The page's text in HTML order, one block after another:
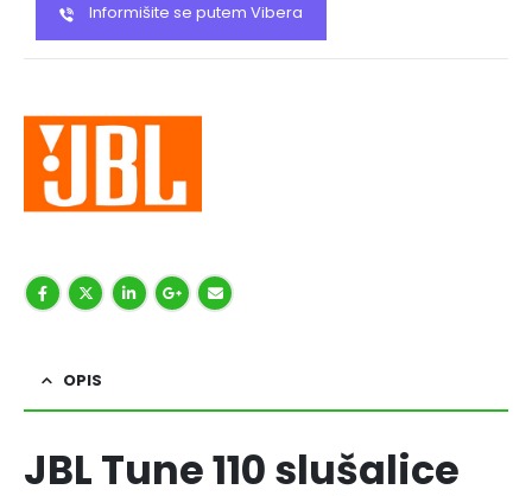
Informišite se putem Vibera
OPIS
JBL Tune 110 slušalice